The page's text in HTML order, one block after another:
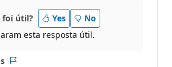
foi útil? Yes
No
esta resposta útil.